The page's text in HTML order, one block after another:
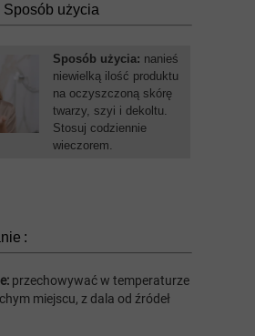
Sposób użycia
Sposób użycia: nanieś
niewielką ilość produktu
na oczyszczoną skórę
twarzy, szyi i dekoltu.
Stosuj codziennie
wieczorem.
:
przechowywać w temperaturze
miejscu, z dala od źródeł